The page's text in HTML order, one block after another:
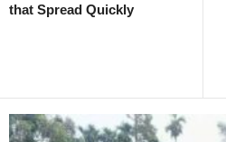
that Spread Quickly